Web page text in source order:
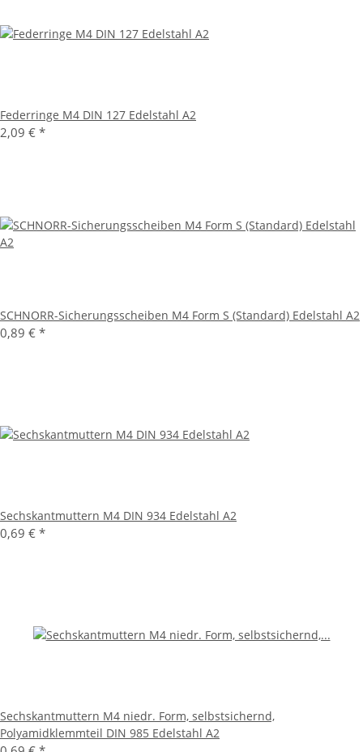
Federringe M4 DIN 127 Edelstahl A2
2,09 € *
SCHNORR-Sicherungsscheiben M4 Form S (Standard) Edelstahl A2
0,89 € *
Sechskantmuttern M4 DIN 934 Edelstahl A2
0,69 € *
Sechskantmuttern M4 niedr. Form, selbstsichernd,
Polyamidklemmteil DIN 985 Edelstahl A2